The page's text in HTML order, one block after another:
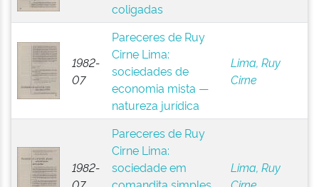
coligadas
1982-
07
Pareceres de Ruy
Cirne Lima:
sociedades de
economia mista —
natureza jurídica
Lima, Ruy
Cirne
1982-
Pareceres de Ruy
Cirne Lima:
sociedade em
Lima, Ruy